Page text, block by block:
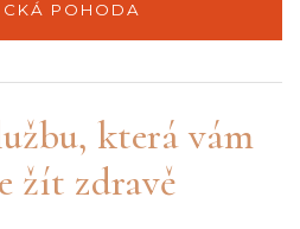
POHODA
která vám
žít zdravě